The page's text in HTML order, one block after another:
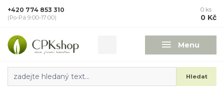
Menu
Hledat
+420 774 853 310
(Po-Pá 9:00-17:00)
0 ks
0 Kč